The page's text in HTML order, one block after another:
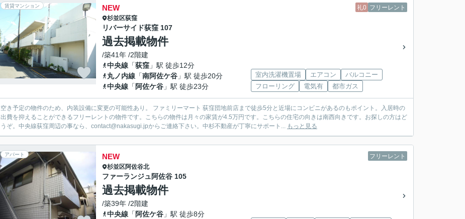
賃貸マンション 礼0 フリーレント
NEW
杉並区荻窪
リバーサイド荻窪 107
過去掲載物件
/築41年 /2階建
中央線 「荻窪 」駅 徒歩12分
丸ノ内線 「南阿佐ケ谷 」駅 徒歩20分
中央線 「 阿佐ケ谷 」駅 徒歩23分
室内洗濯機置場 エアコン
バルコニー
フローリング
電気有 都市ガス
空き予定の物件のため、内装設備に変更の可能性あり。 ファミリーマート 荻窪団地前店まで徒歩5分と近場にコンビニがあるのもポイント。入居時の
出費を抑えることができるフリーレントの物件です。こちらの物件は月々の家賃が4.5万円です。こちらの住宅の向きは南西向きです。お探しの方はど
うぞ。中央線荻窪周辺の事なら、contact@nakasugi.jpからご連絡下さい。中杉不動産が丁寧にサポート... もっと見る
アパート フリーレント
NEW
杉並区阿佐谷北
ファーランジュ阿佐谷 105
過去掲載物件
/築39年 /2階建
中央線 「 阿佐ケ谷 」駅 徒歩8分